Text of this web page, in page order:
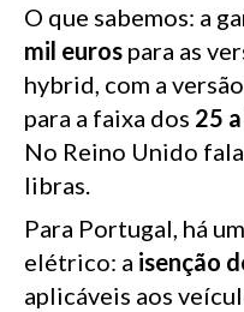
O que sabemos: a
mil euros para as
hybrid, com a
para a faixa dos 25
No Reino Unido
libras.
Para Portugal, há
elétrico: a isenção
aplicáveis aos